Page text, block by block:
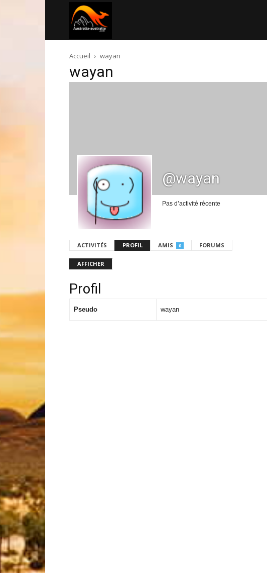
australie.com
Accueil wayan
wayan
@wayan
Pas d’activité récente
ACTIVITÉS PROFIL AMIS 0 FORUMS
AFFICHER
Profil
Pseudo wayan